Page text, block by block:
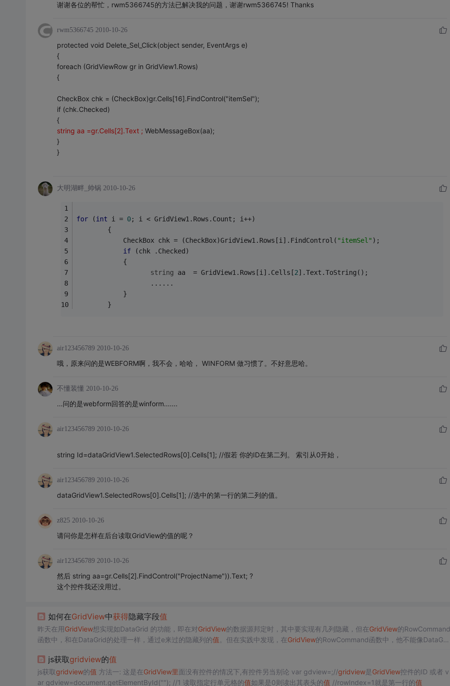
谢谢各位的帮忙，rwm5366745的方法已解决我的问题，谢谢rwm5366745! Thanks
rwm5366745 2010-10-26
protected void Delete_Sel_Click(object sender, EventArgs e)
{
foreach (GridViewRow gr in GridView1.Rows)
{
CheckBox chk = (CheckBox)gr.Cells[16].FindControl("itemSel");
if (chk.Checked)
{
string aa =gr.Cells[2].Text ; WebMessageBox(aa);
}
}
大明湖畔_帅锅 2010-10-26
for (int i = 0; i < GridView1.Rows.Count; i++)
        {
            CheckBox chk = (CheckBox)GridView1.Rows[i].FindControl(
"itemSel" );
if (chk .Checked)
            {
string aa  = GridView1.Rows[i].Cells[2].Text.ToString();
                   ......
            }
        }
air123456789 2010-10-26
哦，原来问的是WEBFORM啊，我不会，哈哈， WINFORM 做习惯了。不好意思哈。
不懂装懂 2010-10-26
...问的是webform回答的是winform.......
air123456789 2010-10-26
string Id=dataGridView1.SelectedRows[0].Cells[1]; //假若 你的ID在第二列。 索引从0开始，
air123456789 2010-10-26
dataGridView1.SelectedRows[0].Cells[1]; //选中的第一行的第二列的值。
z825 2010-10-26
请问你是怎样在后台读取GridView的值的呢？
air123456789 2010-10-26
然后 string aa=gr.Cells[2].FindControl("ProjectName")).Text; ?
这个控件我还没用过。
如何在GridView中获得隐藏字段值
昨天在用GridView想实现如DataGrid 的功能，即在对GridView的数据源邦定时，其中要实现有几列隐藏，但在GridView的RowCommand
函数中，和在DataGrid的处理一样，通过e来过的隐藏列的值 。但在实践中发现，在GridView的RowCommand函数中，他不能像DataGri
js获取gridview的值
js获取gridview的值 方法一: 这是在GridView里 面没有控件的情况下,有控件另当别论 var gdview=;//gridview是GridView控件的ID 或者 v
ar gdview=document.getElementById(""); //1 读取指定行单元格的值如果是0则读出其表头的值 //rowIndex=1就是第一行的值